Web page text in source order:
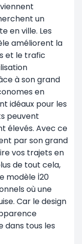
un
en ville. Les
améliorent la
et le trafic
à son grand
en
idéaux pour les
peuvent
élevés. Avec ce
par son grand
vos trajets en
de tout cela,
modèle İ20
où une
Car le design
dans tous les